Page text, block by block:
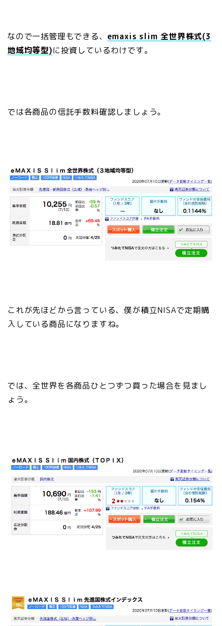
なので一括管理もできる、 emaxis slim 全世界株式(3
地域均等型)に投資しているわけです。
では各商品の信託手数料確認しましょう。
これが先ほどから言っている、僕が積立NISAで定期購
入している商品になりますね。
では、全世界を各商品ひとつずつ買った場合を見まし
ょう。